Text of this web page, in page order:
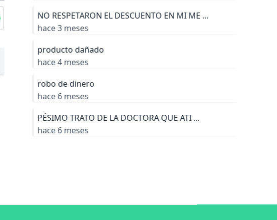
NO RESPETARON EL DESCUENTO EN MI ME ...
hace 3 meses
producto dañado
hace 4 meses
robo de dinero
hace 6 meses
PÉSIMO TRATO DE LA DOCTORA QUE ATI ...
hace 6 meses